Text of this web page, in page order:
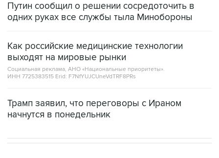
Путин сообщил о решении сосредоточить в
одних руках все службы тыла Минобороны
Как российские медицинские технологии
выходят на мировые рынки
Социальная реклама, АНО «Национальные приоритеты».
ИНН 7725383515 Erid: F7NfYUJCUneVdTRF8PRs
Трамп заявил, что переговоры с Ираном
начнутся в понедельник